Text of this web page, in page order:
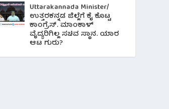
Uttarakannada Minister/
ಉತ್ತರಕನ್ನಡ ಜಿಲ್ಲೆಗೆ ಕೈ ಕೊಟ್ಟ
ಕಾಂಗ್ರೆಸ್. ಮಾಂಕಾಳ್
ವೈದ್ಯರಿಗಿಲ್ಲ ಸಚಿವ ಸ್ಥಾನ. ಯಾರ
ಆಟ ಗುರು?